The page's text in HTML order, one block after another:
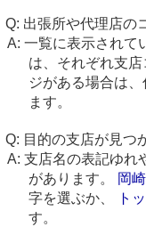
出張所や代理店の
一覧に表示されて
は、それぞれ支
ジがある場合は
ます。
目的の支店が見つ
支店名の表記ゆれ
があります。
岡
字を選ぶか、
ト
す。